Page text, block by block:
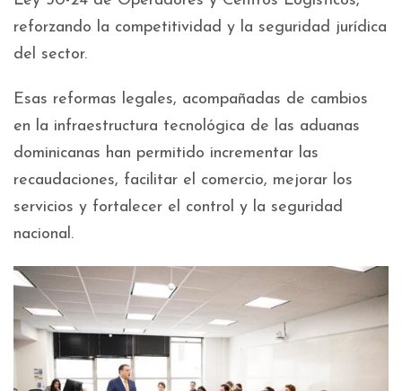
reforzando la competitividad y la seguridad jurídica
del sector.
Esas reformas legales, acompañadas de cambios
en la infraestructura tecnológica de las aduanas
dominicanas han permitido incrementar las
recaudaciones, facilitar el comercio, mejorar los
servicios y fortalecer el control y la seguridad
nacional.